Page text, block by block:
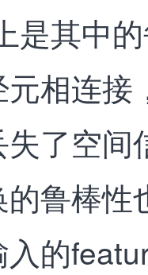
是其中
相连接
了空间
鲁棒
的